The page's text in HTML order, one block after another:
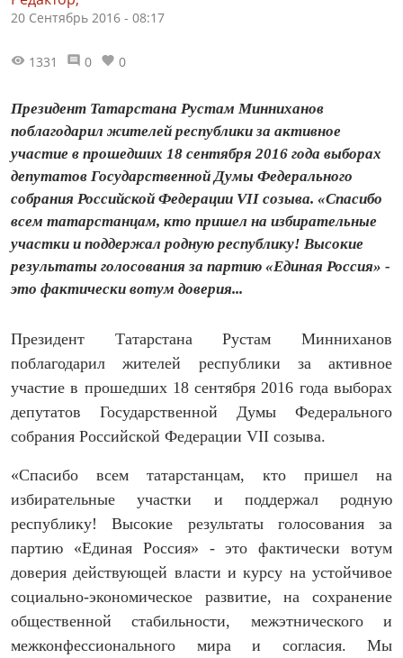
20 Сентябрь 2016 - 08:17
1331 0 0
Президент Татарстана Рустам Минниханов
поблагодарил жителей республики за активное
участие в прошедших 18 сентября 2016 года выборах
депутатов Государственной Думы Федерального
собрания Российской Федерации VII созыва. «Спасибо
всем татарстанцам, кто пришел на избирательные
участки и поддержал родную республику! Высокие
результаты голосования за партию «Единая Россия» -
это фактически вотум доверия...
Президент Татарстана Рустам Минниханов
поблагодарил жителей республики за активное
участие в прошедших 18 сентября 2016 года выборах
депутатов Государственной Думы Федерального
собрания Российской Федерации VII созыва.
«Спасибо всем татарстанцам, кто пришел на
избирательные участки и поддержал родную
республику! Высокие результаты голосования за
партию «Единая Россия» - это фактически вотум
доверия действующей власти и курсу на устойчивое
социально-экономическое развитие, на сохранение
общественной стабильности, межэтнического и
межконфессионального мира и согласия. Мы